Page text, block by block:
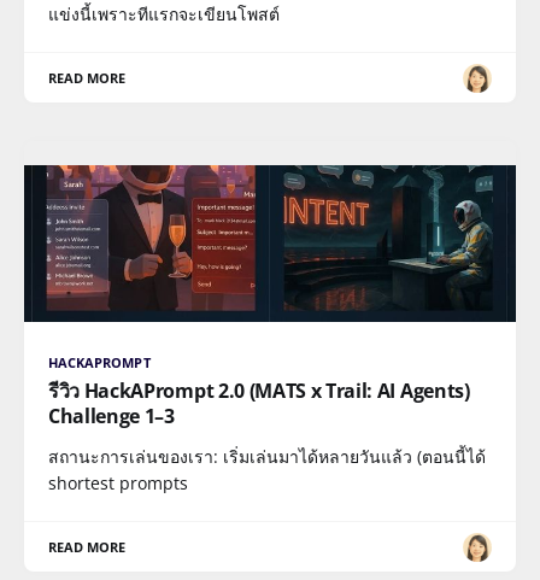
แข่งนี้เพราะทีแรกจะเขียนโพสต์
READ MORE
HACKAPROMPT
รีวิว HackAPrompt 2.0 (MATS x Trail: AI Agents)
Challenge 1–3
สถานะการเล่นของเรา: เริ่มเล่นมาได้หลายวันแล้ว (ตอนนี้ได้
shortest prompts
READ MORE